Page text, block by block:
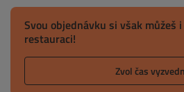
Svou objednávku si však můžeš
restauraci!
Zvol čas